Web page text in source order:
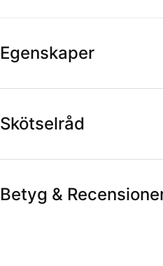
Egenskaper
Skötselråd
Betyg &